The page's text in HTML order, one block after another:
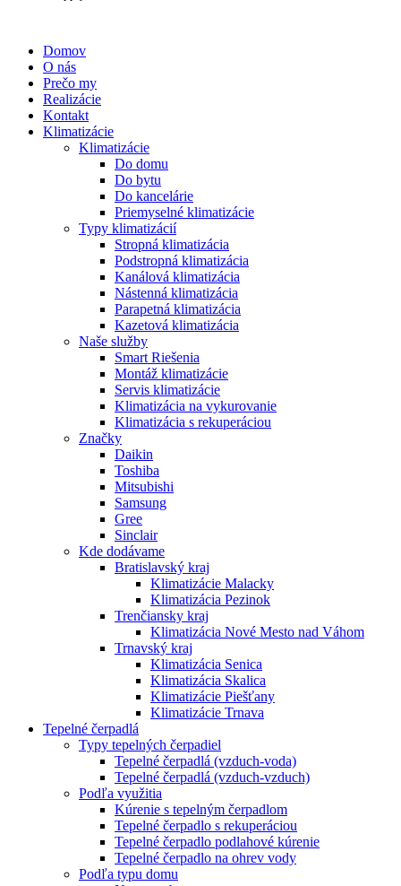
Domov
O nás
Prečo my
Realizácie
Kontakt
Klimatizácie
Klimatizácie
Do domu
Do bytu
Do kancelárie
Priemyselné klimatizácie
Typy klimatizácií
Stropná klimatizácia
Podstropná klimatizácia
Kanálová klimatizácia
Nástenná klimatizácia
Parapetná klimatizácia
Kazetová klimatizácia
Naše služby
Smart Riešenia
Montáž klimatizácie
Servis klimatizácie
Klimatizácia na vykurovanie
Klimatizácia s rekuperáciou
Značky
Daikin
Toshiba
Mitsubishi
Samsung
Gree
Sinclair
Kde dodávame
Bratislavský kraj
Klimatizácie Malacky
Klimatizácia Pezinok
Trenčiansky kraj
Klimatizácia Nové Mesto nad Váhom
Trnavský kraj
Klimatizácia Senica
Klimatizácia Skalica
Klimatizácie Piešťany
Klimatizácie Trnava
Tepelné čerpadlá
Typy tepelných čerpadiel
Tepelné čerpadlá (vzduch-voda)
Tepelné čerpadlá (vzduch-vzduch)
Podľa využitia
Kúrenie s tepelným čerpadlom
Tepelné čerpadlo s rekuperáciou
Tepelné čerpadlo podlahové kúrenie
Tepelné čerpadlo na ohrev vody
Podľa typu domu